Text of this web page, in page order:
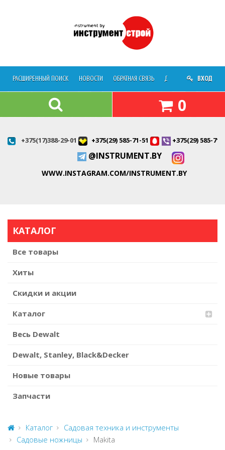
РАСШИРЕННЫЙ ПОИСК НОВОСТИ ОБРАТНАЯ СВЯЗЬ ДОСТАВКА О
ВХОД
0
+375(17)388-29-01 +375(29) 585-71-51 +375(29) 585-71-
@INSTRUMENT.BY
WWW.INSTAGRAM.COM/INSTRUMENT.BY
КАТАЛОГ
Все товары
Хиты
Скидки и акции
Каталог
Весь Dewalt
Dewalt, Stanley, Black&Decker
Новые товары
Запчасти
Каталог
Садовая техника и инструменты
Садовые ножницы
Makita